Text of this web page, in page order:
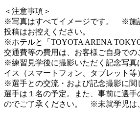
＜注意事項＞
※写真はすべてイメージです。 ※施
投稿はお控えください。
※ホテルと「TOYOTA ARENA
交通費等の費用は、お客様ご自身での
※練習見学後に撮影いただく記念写真
イス（スマートフォン、タブレット等
※選手との交流・および記念撮影に関
選手は１名の予定。また、事前に選手
のでご了承ください。 ※未就学児は